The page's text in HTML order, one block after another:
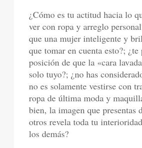
¿Cómo es tu actitud hacia lo
ver con ropa y arreglo
que una mujer inteligente y
que tomar en cuenta esto?; ¿te
posición de que la «cara
solo tuyo?; ¿no has
no es solamente vestirse con
ropa de última moda y
bien, la imagen que presentas
otros revela toda tu
los demás?